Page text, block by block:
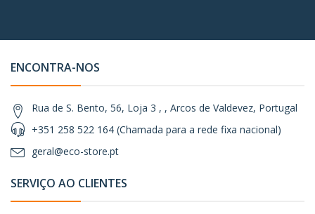
ENCONTRA-NOS
Rua de S. Bento, 56, Loja 3 , , Arcos de Valdevez, Portugal
+351 258 522 164 (Chamada para a rede fixa nacional)
geral@eco-store.pt
SERVIÇO AO CLIENTES